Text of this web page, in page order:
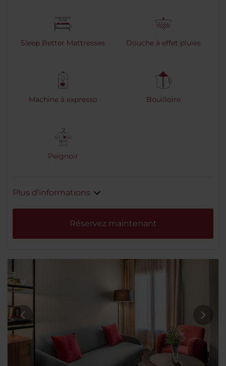
Sleep Better Mattresses Douche à effet pluies
Machine à expresso Bouilloire
Peignoir
Plus d’informations
Réservez maintenant